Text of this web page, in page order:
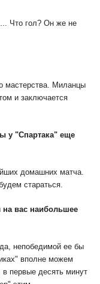
Что гол? Он же не
мастерства. Миланцы
и заключается
у "Спартака" еще
домашних матча.
стараться.
на вас наибольшее
непобедимой ее бы
вполне можем
первые десять минут